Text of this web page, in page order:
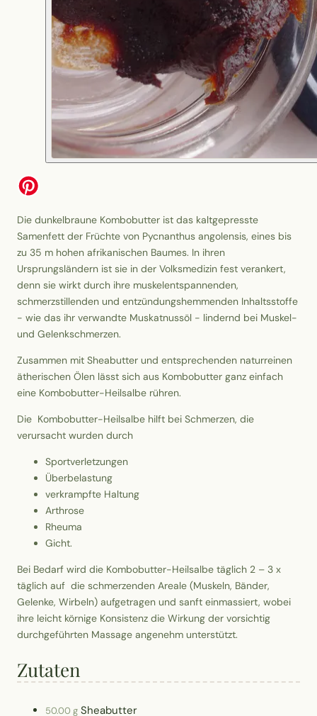
Die dunkelbraune Kombobutter ist das kaltgepresste
Samenfett der Früchte von Pycnanthus angolensis, eines bis
zu 35 m hohen afrikanischen Baumes. In ihren
Ursprungsländern ist sie in der Volksmedizin fest verankert,
denn sie wirkt durch ihre muskelentspannenden,
schmerzstillenden und entzündungshemmenden Inhaltsstoffe
- wie das ihr verwandte Muskatnussöl - lindernd bei Muskel-
und Gelenkschmerzen.
Zusammen mit Sheabutter und entsprechenden naturreinen
ätherischen Ölen lässt sich aus Kombobutter ganz einfach
eine Kombobutter-Heilsalbe rühren.
Die Kombobutter-Heilsalbe hilft bei Schmerzen, die
verursacht wurden durch
Sportverletzungen
Überbelastung
verkrampfte Haltung
Arthrose
Rheuma
Gicht.
Bei Bedarf wird die Kombobutter-Heilsalbe täglich 2 – 3 x
täglich auf die schmerzenden Areale (Muskeln, Bänder,
Gelenke, Wirbeln) aufgetragen und sanft einmassiert, wobei
ihre leicht körnige Konsistenz die Wirkung der vorsichtig
durchgeführten Massage angenehm unterstützt.
Zutaten
50.00 g Sheabutter